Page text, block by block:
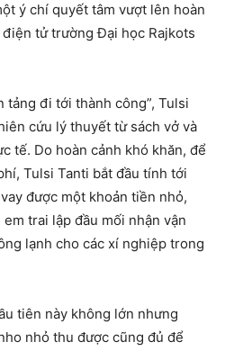
ý chí quyết tâm vượt lên hoàn
tử trường Đại học Rajkots
tảng đi tới thành công”, Tulsi
cứu lý thuyết từ sách vở và
tế. Do hoàn cảnh khó khăn, để
Tulsi Tanti bắt đầu tính tới
được một khoản tiền nhỏ,
trai lập đầu mối nhận vận
lạnh cho các xí nghiệp trong
tiên này không lớn nhưng
nhỏ thu được cũng đủ để